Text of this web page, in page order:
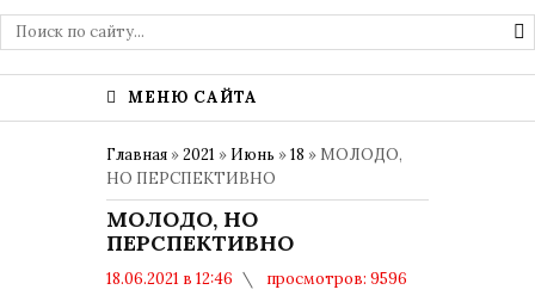
МЕНЮ САЙТА
Главная »2021 » Июнь »18 » МОЛОДО,
НО ПЕРСПЕКТИВНО
МОЛОДО, НО
ПЕРСПЕКТИВНО
18.06.2021 в 12:46
просмотров: 9596